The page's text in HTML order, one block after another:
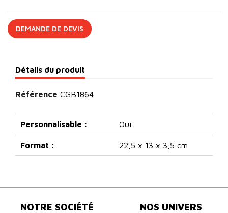
DEMANDE DE DEVIS
Détails du produit
Référence CGB1864
Personnalisable : Oui
Format : 22,5 x 13 x 3,5 cm
NOTRE SOCIÉTÉ NOS UNIVERS